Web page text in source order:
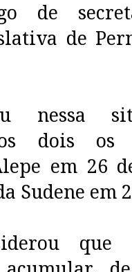
de
de
nessa
dois
em 26
Sudene em